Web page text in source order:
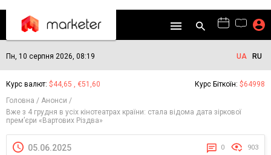
Пн, 10 серпня 2026, 08:19 UA RU
Курс валют: $44,65 , €51,60 Курс Біткоїн: $64998
Головна
Анонси
Вже з 4 грудня в усіх кінотеатрах країни: стала відома дата зіркової
премʼєри «Вартових Різдва»
05.06.2025 0 903